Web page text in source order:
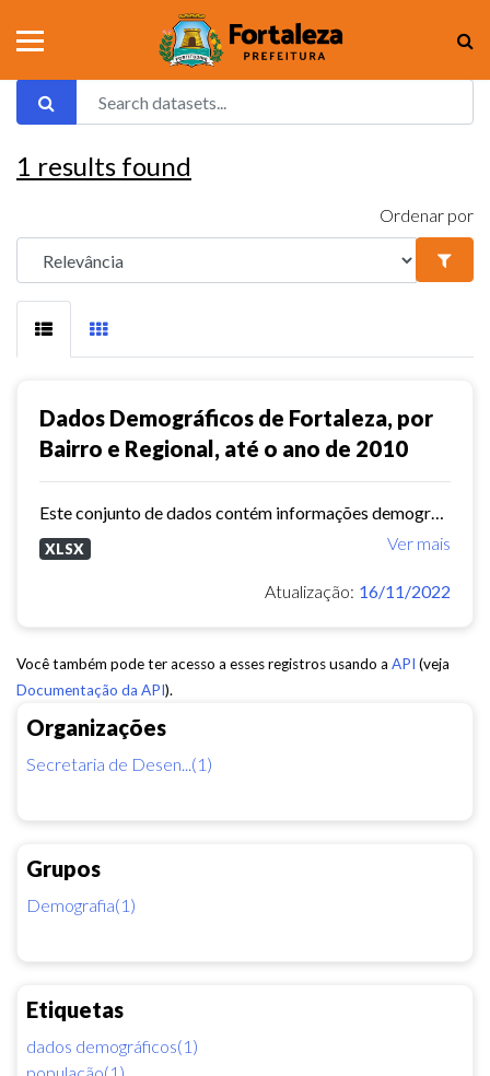
Organizações
Secretaria de Desen...(1)
Grupos
Demografia(1)
Etiquetas
dados demográficos(1)
população(1)
1 results found
Ordenar por
Dados Demográficos de Fortaleza, por
Bairro e Regional, até o ano de 2010
Ver mais
XLSX
Atualização: 16/11/2022
Você também pode ter acesso a esses registros usando a API (veja
Documentação da API).